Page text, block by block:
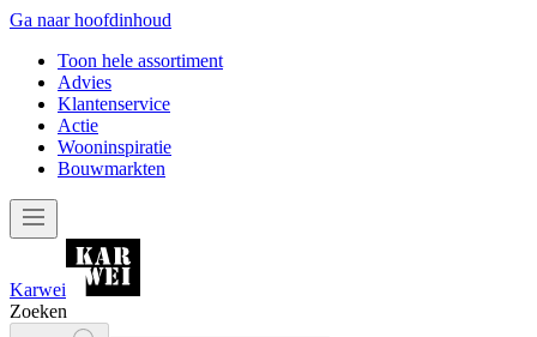
Ga naar hoofdinhoud
Toon hele assortiment
Advies
Klantenservice
Actie
Wooninspiratie
Bouwmarkten
Karwei
Zoeken